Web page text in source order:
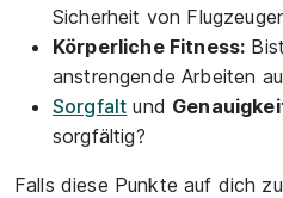
Sicherheit von
Körperliche Fitness:
anstrengende Arbeiten
Sorgfalt und
sorgfältig?
Falls diese Punkte auf dich